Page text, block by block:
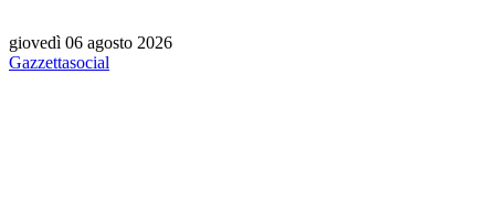
giovedì 06 agosto 2026
Gazzettasocial